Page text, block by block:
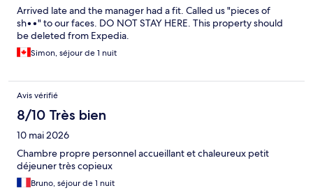
Arrived late and the manager had a fit. Called us "pieces of
sh••" to our faces. DO NOT STAY HERE. This property should
be deleted from Expedia.
Simon, séjour de 1 nuit
Avis vérifié
8/10 Très bien
10 mai 2026
Chambre propre personnel accueillant et chaleureux petit
déjeuner très copieux
Bruno, séjour de 1 nuit